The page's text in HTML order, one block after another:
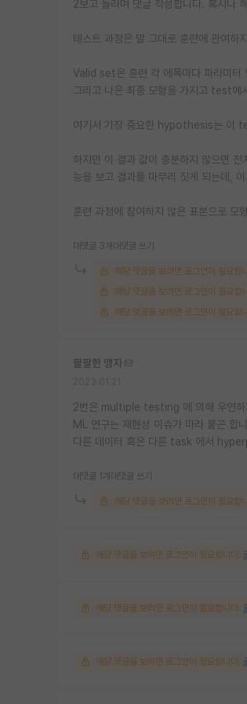
2보고 놀라며 댓글 작성합니다. 혹시나
테스트 과정은 말 그대로 훈련에 관여하
Valid set은 훈련 각 에폭마다 파라미터
그리고 나온 최종 모형을 가지고 test에
여기서 가장 중요한 hypothesis는 이
하지만 이 결과 값이 충분하지 않으면
능을 보고 결과를 마무리 짓게 되는데,
훈련 과정에 참여하지 않은 표본으로 모
대댓글 3개 대댓글 쓰기
해당 댓글을 보려면 로그인이 필요합
해당 댓글을 보려면 로그인이 필요합
해당 댓글을 보려면 로그인이 필요합
팔팔한 맹자
2번은 multiple testing 에 의해 우연하
ML 연구는 재현성 이슈가 따라 붙곤 합
다른 데이터 혹은 다른 task 에서
대댓글 1개 대댓글 쓰기
해당 댓글을 보려면 로그인이 필요합
해당 댓글을 보려면 로그인이 필요합니다.
해당 댓글을 보려면 로그인이 필요합니다.
해당 댓글을 보려면 로그인이 필요합니다.